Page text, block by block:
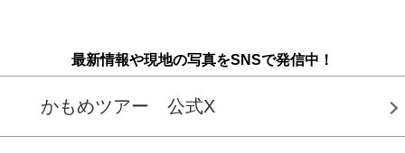
最新情報や現地の写真をSNSで発信中！
かもめツアー 公式X